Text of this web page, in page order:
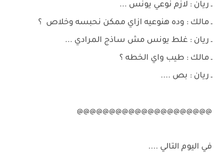
ـ ريان : لازم نوعي يونس ...
ـ مالك : وده هنوعيه ازاي ممكن نحبسه وخلاص ؟
ـ ريان : غلط يونس مش ساذج المرادي ...
ـ مالك : طيب واي الخطه ؟
ـ ريان : بص ....
@@@@@@@@@@@@@@@@@@@@@
في اليوم التالي ....